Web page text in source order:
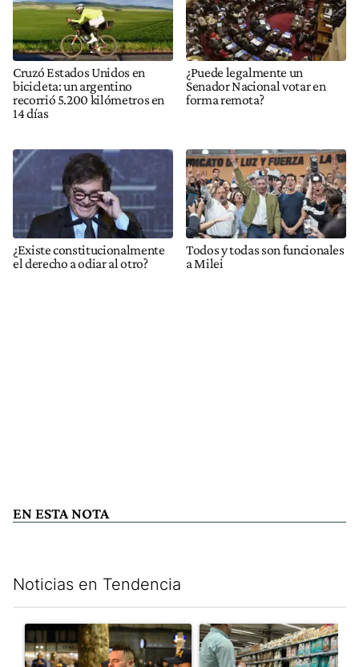
Cruzó Estados Unidos en
bicicleta: un argentino
recorrió 5.200 kilómetros en
14 días
¿Puede legalmente un
Senador Nacional votar en
forma remota?
¿Existe constitucionalmente
el derecho a odiar al otro?
Todos y todas son funcionales
a Milei
EN ESTA NOTA
Noticias en Tendencia
Un artículo de tendencia con el título "La violencia sigue en
Un artículo de tendencia con